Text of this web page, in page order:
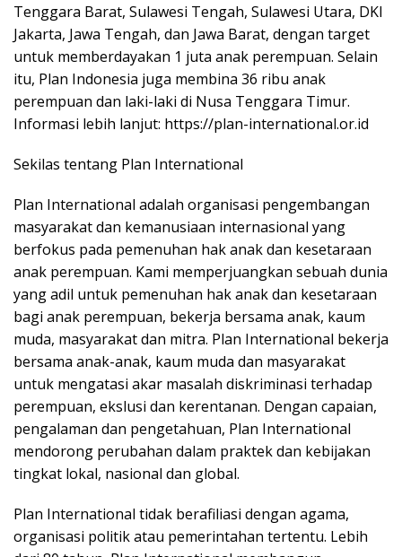
Tenggara Barat, Sulawesi Tengah, Sulawesi Utara, DKI
Jakarta, Jawa Tengah, dan Jawa Barat, dengan target
untuk memberdayakan 1 juta anak perempuan. Selain
itu, Plan Indonesia juga membina 36 ribu anak
perempuan dan laki-laki di Nusa Tenggara Timur.
Informasi lebih lanjut: https://plan-international.or.id
Sekilas tentang Plan International
Plan International adalah organisasi pengembangan
masyarakat dan kemanusiaan internasional yang
berfokus pada pemenuhan hak anak dan kesetaraan
anak perempuan. Kami memperjuangkan sebuah dunia
yang adil untuk pemenuhan hak anak dan kesetaraan
bagi anak perempuan, bekerja bersama anak, kaum
muda, masyarakat dan mitra. Plan International bekerja
bersama anak-anak, kaum muda dan masyarakat
untuk mengatasi akar masalah diskriminasi terhadap
perempuan, ekslusi dan kerentanan. Dengan capaian,
pengalaman dan pengetahuan, Plan International
mendorong perubahan dalam praktek dan kebijakan
tingkat lokal, nasional dan global.
Plan International tidak berafiliasi dengan agama,
organisasi politik atau pemerintahan tertentu. Lebih